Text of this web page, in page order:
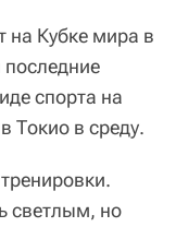
на Кубке мира в
последние
спорта на
Токио в среду.
светлым, но